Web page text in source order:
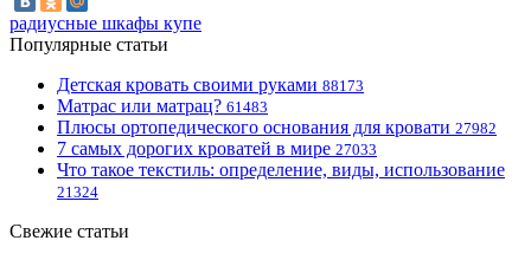
радиусные шкафы купе
Популярные статьи
Детская кровать своими руками 88173
Матрас или матрац? 61483
Плюсы ортопедического основания для кровати 27982
7 самых дорогих кроватей в мире 27033
Что такое текстиль: определение, виды, использование
21324
Свежие статьи